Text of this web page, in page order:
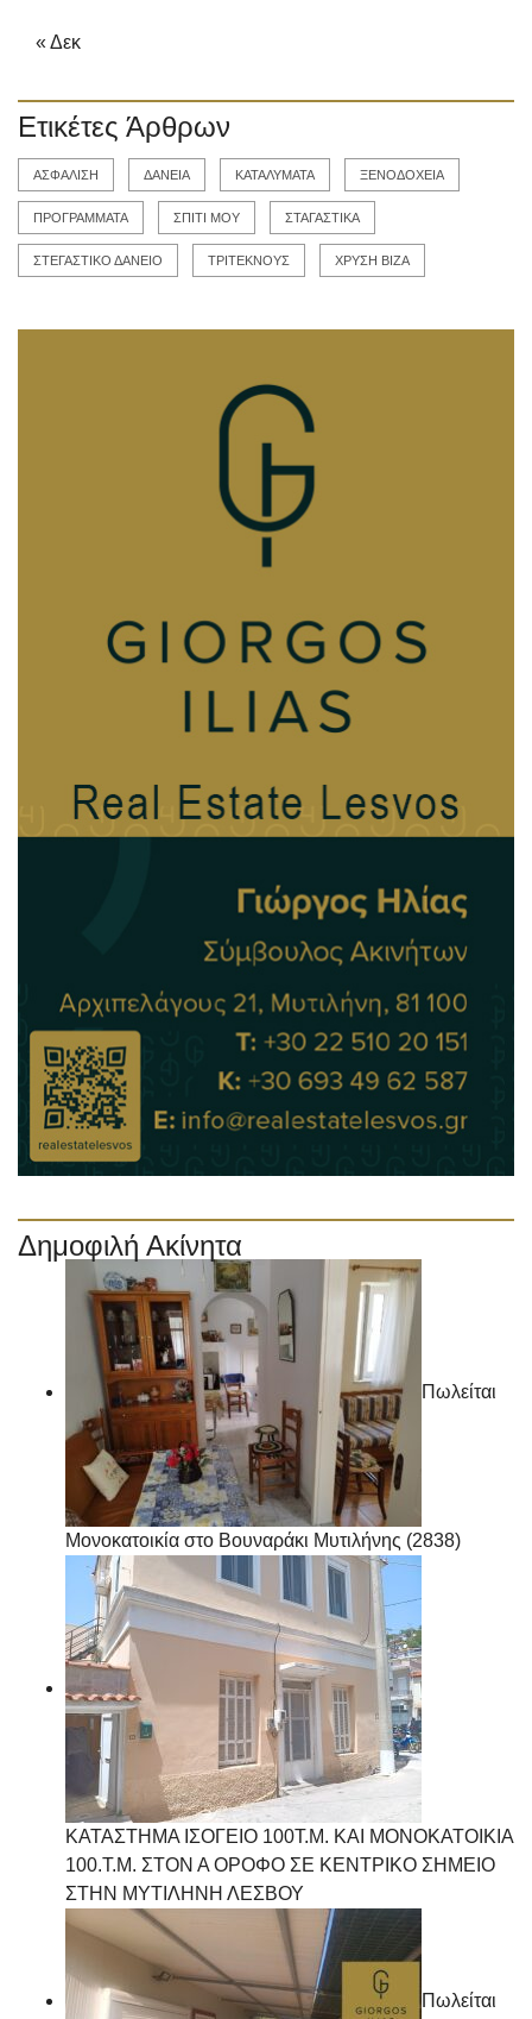
« Δεκ
Ετικέτες Άρθρων
ΑΣΦΑΛΙΣΗ ΔΑΝΕΙΑ ΚΑΤΑΛΥΜΑΤΑ ΞΕΝΟΔΟΧΕΙΑ
ΠΡΟΓΡΑΜΜΑΤΑ ΣΠΙΤΙ ΜΟΥ ΣΤΑΓΑΣΤΙΚΑ
ΣΤΕΓΑΣΤΙΚΟ ΔΑΝΕΙΟ ΤΡΙΤΕΚΝΟΥΣ ΧΡΥΣΗ ΒΙΖΑ
Δημοφιλή Ακίνητα
Πωλείται
Μονοκατοικία στο Βουναράκι Μυτιλήνης (2838)
ΚΑΤΑΣΤΗΜΑ ΙΣΟΓΕΙΟ 100Τ.Μ. ΚΑΙ ΜΟΝΟΚΑΤΟΙΚΙΑ
100.Τ.Μ. ΣΤΟΝ Α ΟΡΟΦΟ ΣΕ ΚΕΝΤΡΙΚΟ ΣΗΜΕΙΟ
ΣΤΗΝ ΜΥΤΙΛΗΝΗ ΛΕΣΒΟΥ
Πωλείται